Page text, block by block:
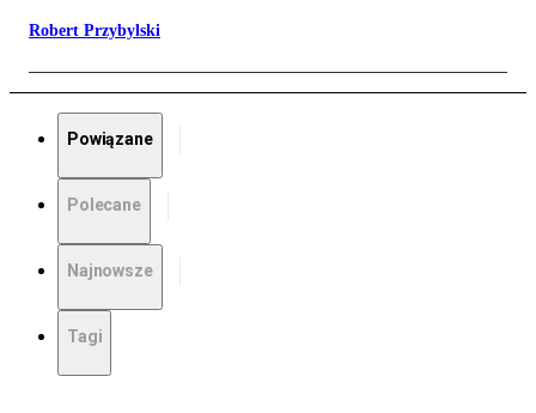
Robert Przybylski
Powiązane
Polecane
Najnowsze
Tagi